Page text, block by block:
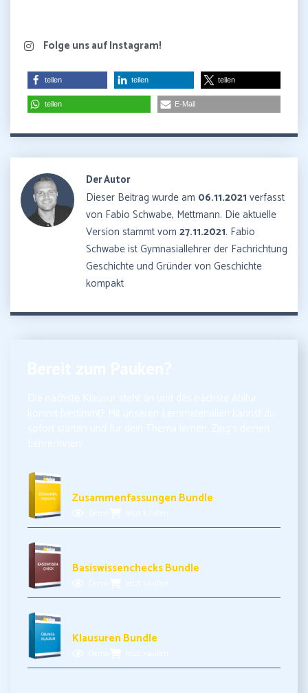
Folge uns auf Instagram!
teilen teilen teilen
teilen E-Mail
Der Autor
Dieser Beitrag wurde am 06.11.2021 verfasst
von Fabio Schwabe, Mettmann. Die aktuelle
Version stammt vom 27.11.2021. Fabio
Schwabe ist Gymnasiallehrer der Fachrichtung
Geschichte und Gründer von Geschichte
kompakt
Zusammenfassungen Bundle
Basiswissenchecks Bundle
Klausuren Bundle